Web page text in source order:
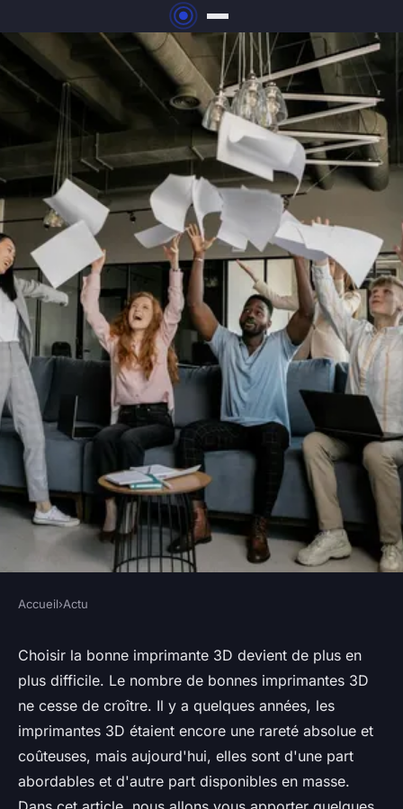
Comment choisir une
imprimante 3D ?
•24 août 2021 •3 min de lecture
Accueil›Actu
Choisir la bonne imprimante 3D devient de plus en
plus difficile. Le nombre de bonnes imprimantes 3D
ne cesse de croître. Il y a quelques années, les
imprimantes 3D étaient encore une rareté absolue et
coûteuses, mais aujourd'hui, elles sont d'une part
abordables et d'autre part disponibles en masse.